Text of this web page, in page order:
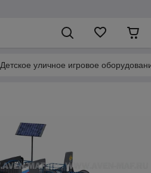
Детское уличное игровое